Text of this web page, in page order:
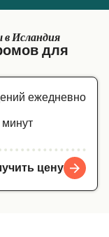
(FR)
(FR)
Исландия
для
ежедневно
минут
цену